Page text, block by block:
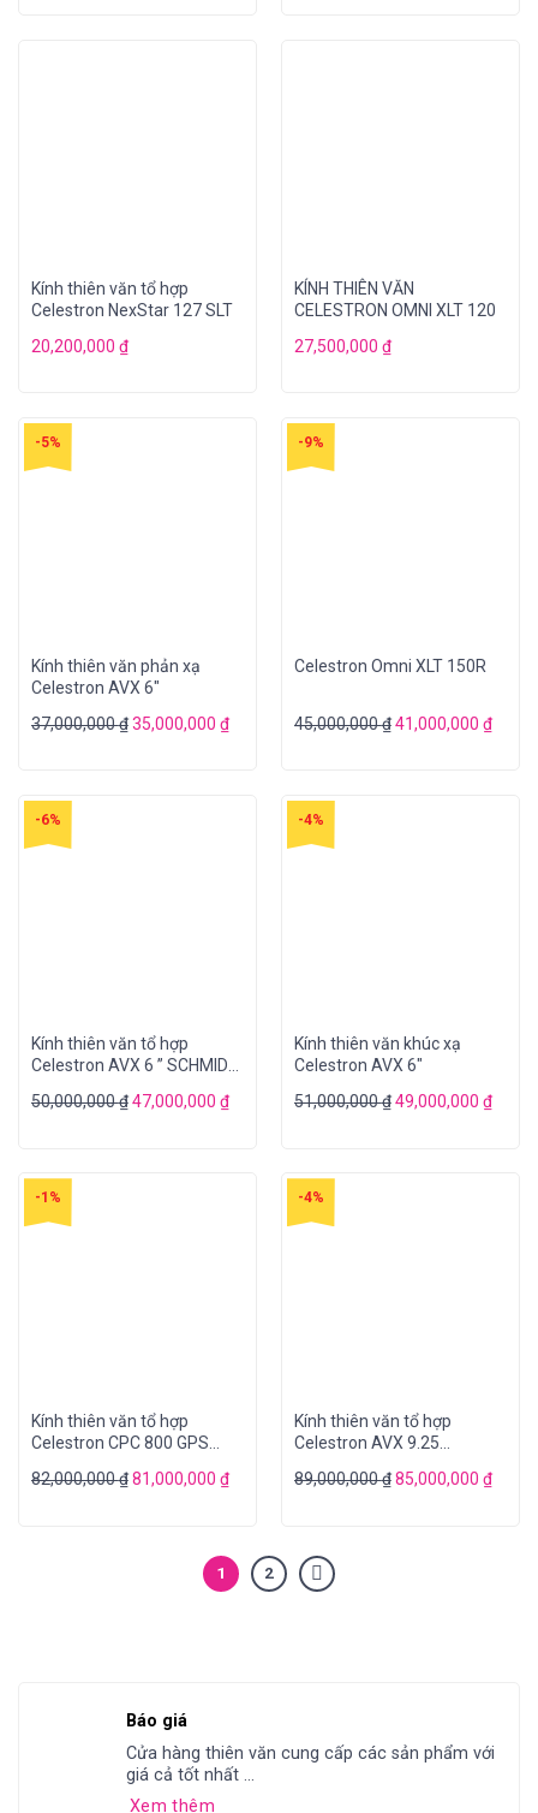
Kính thiên văn tổ hợp
Celestron NexStar 127 SLT
20,200,000 ₫
KÍNH THIÊN VĂN
CELESTRON OMNI XLT 120
27,500,000 ₫
-5%
Kính thiên văn phản xạ
Celestron AVX 6″
37,000,000₫ 35,000,000 ₫
-9%
Celestron Omni XLT 150R
45,000,000₫ 41,000,000 ₫
-6%
Kính thiên văn tổ hợp
Celestron AVX 6 ” SCHMIDT-
50,000,000₫ 47,000,000 ₫
-4%
Kính thiên văn khúc xạ
Celestron AVX 6″
51,000,000₫ 49,000,000 ₫
-1%
Kính thiên văn tổ hợp
Celestron CPC 800 GPS
82,000,000₫ 81,000,000 ₫
-4%
Kính thiên văn tổ hợp
Celestron AVX 9.25
89,000,000₫ 85,000,000 ₫
1 2
Báo giá
Cửa hàng thiên văn cung cấp các sản phẩm với
giá cả tốt nhất ...
Xem thêm